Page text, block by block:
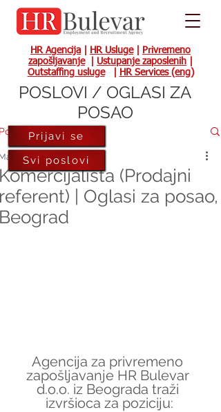
HR Agencija HR Usluge|
Privremeno
zapošljavanje| Ustupanje zaposlenih
Outstaffing usluge| HR Services (eng)
(Prodajni
| Oglasi za posao,
6, 2022
Agencija za privremeno
zapošljavanje HR Bulevar
d.o.o. iz Beograda traži
izvršioca za poziciju:
Prijavi se
Svi poslovi
POSLOVI / OGLASI ZA
POSAO